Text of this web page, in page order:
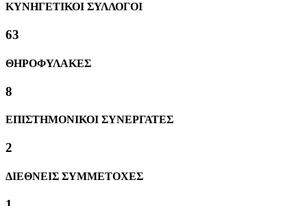
ΚΥΝΗΓΕΤΙΚΟΙ ΣΥΛΛΟΓΟΙ
63
ΘΗΡΟΦΥΛΑΚΕΣ
8
ΕΠΙΣΤΗΜΟΝΙΚΟΙ ΣΥΝΕΡΓΑΤΕΣ
2
ΔΙΕΘΝΕΙΣ ΣΥΜΜΕΤΟΧΕΣ